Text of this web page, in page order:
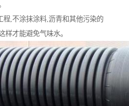
程,不涂抹涂料,沥青和其他污染的
样才能避免气味水。